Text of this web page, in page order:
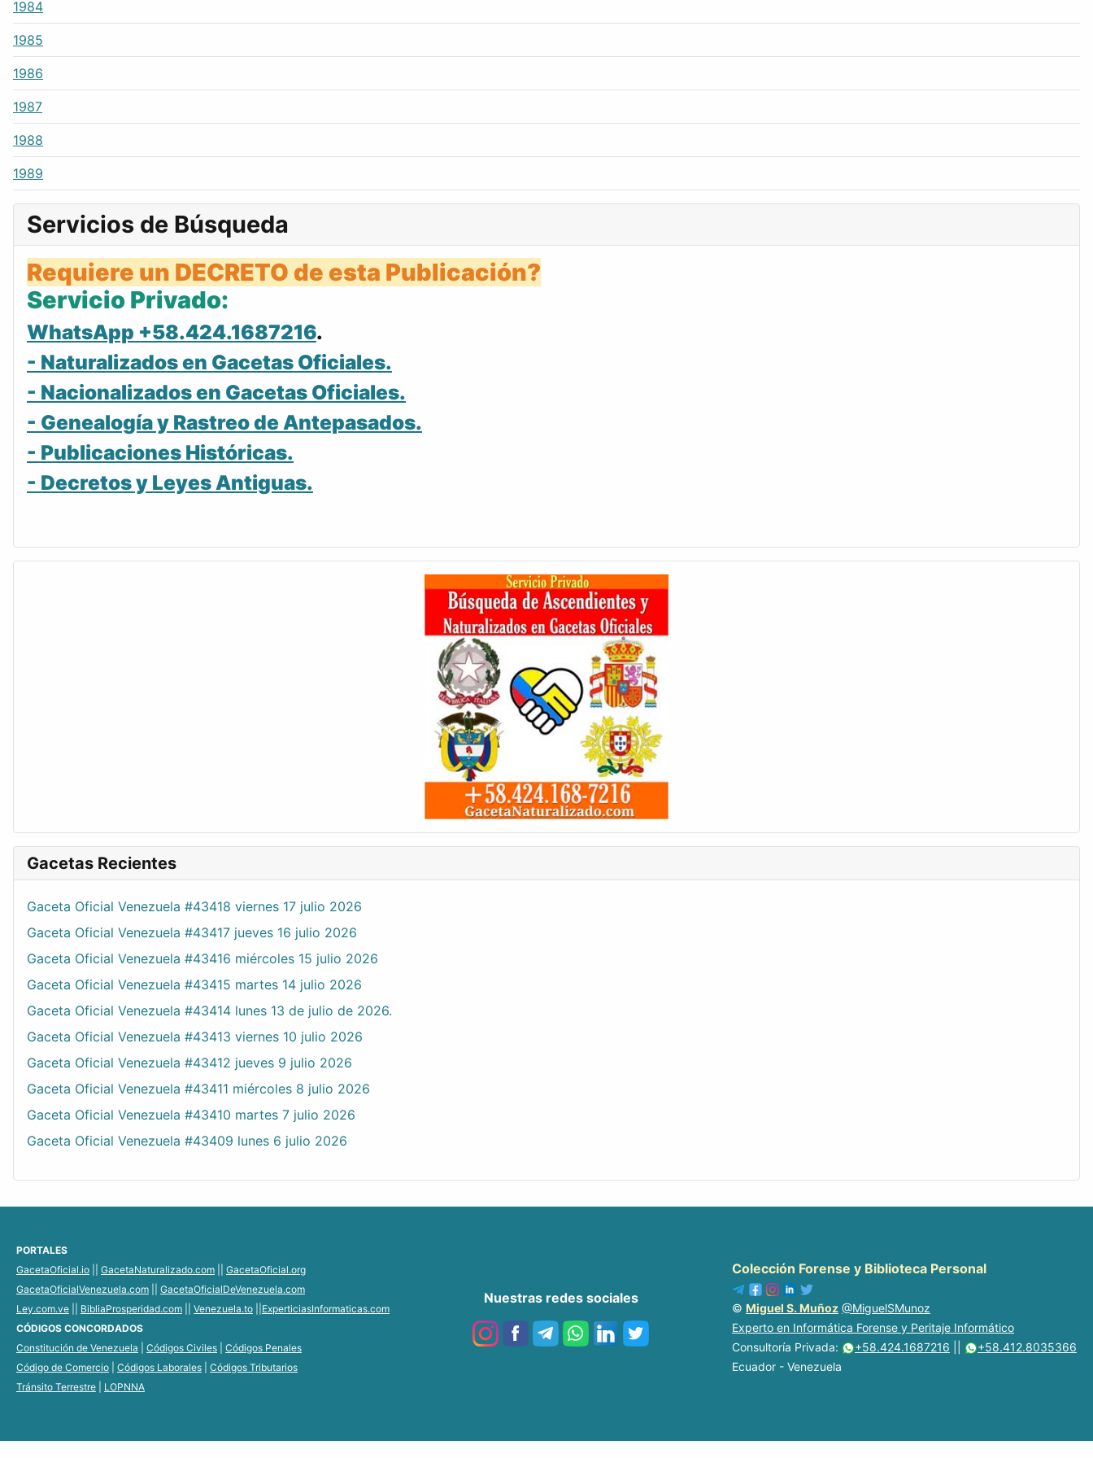
1984
1985
1986
1987
1988
1989
Servicios de Búsqueda
Requiere un DECRETO de esta Publicación?
Servicio Privado:
WhatsApp +58.424.1687216.
- Naturalizados en Gacetas Oficiales.
- Nacionalizados en Gacetas Oficiales.
- Genealogía y Rastreo de Antepasados.
- Publicaciones Históricas.
- Decretos y Leyes Antiguas.
Gacetas Recientes
Gaceta Oficial Venezuela #43418 viernes 17 julio 2026
Gaceta Oficial Venezuela #43417 jueves 16 julio 2026
Gaceta Oficial Venezuela #43416 miércoles 15 julio 2026
Gaceta Oficial Venezuela #43415 martes 14 julio 2026
Gaceta Oficial Venezuela #43414 lunes 13 de julio de 2026.
Gaceta Oficial Venezuela #43413 viernes 10 julio 2026
Gaceta Oficial Venezuela #43412 jueves 9 julio 2026
Gaceta Oficial Venezuela #43411 miércoles 8 julio 2026
Gaceta Oficial Venezuela #43410 martes 7 julio 2026
Gaceta Oficial Venezuela #43409 lunes 6 julio 2026
PORTALES
GacetaOficial.io
GacetaNaturalizado.com
GacetaOficial.org
GacetaOficialVenezuela.com
GacetaOficialDeVenezuela.com
Ley.com.ve
BibliaProsperidad.com Venezuela.to
ExperticiasInformaticas.com
CÓDIGOS CONCORDADOS
Constitución de Venezuela
Códigos Civiles
Códigos Penales
Código de Comercio
Códigos Laborales
Códigos Tributarios
Tránsito Terrestre
LOPNNA
Nuestras redes sociales
Colección Forense y Biblioteca Personal
© Miguel S. Muñoz @MiguelSMunoz
Experto en Informática Forense y Peritaje Informático
Consultoría Privada:
+58.424.1687216
+58.412.8035366
Ecuador - Venezuela